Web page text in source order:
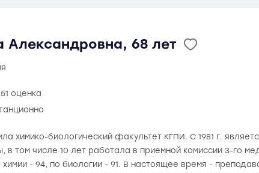
Александровна, 68 лет
51 оценка
химико-биологический факультет КГПИ. С 1981 г.
в том числе 10 лет работала в приемной комиссии 3-го
- 94, по биологии - 91. В настоящее время -